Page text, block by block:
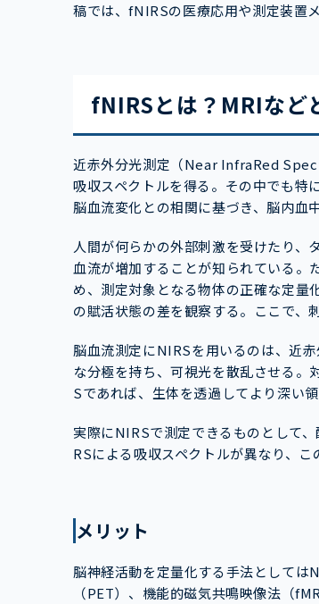
稿では、fNIRSの医療応用や測定装置
fNIRSとは？MRIなど
近赤外分光測定（Near InfraRed
吸収スペクトルを得る。その中でも
脳血流変化との相関に基づき、脳内血
人間が何らかの外部刺激を受けたり、
血流が増加することが知られている。
め、測定対象となる物体の正確な定量
の賦活状態の差を観察する。ここで、
脳血流測定にNIRSを用いるのは、近
な分極を持ち、可視光を散乱させる
Sであれば、生体を透過してより深い領
実際にNIRSで測定できるものとして
RSによる吸収スペクトルが異なり、
メリット
脳神経活動を定量化する手法として
（PET）、機能的磁気共鳴映像法（